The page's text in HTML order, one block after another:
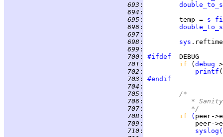
693 :
694 :
695 :
         temp =
696 :
697 :
698 :
sys
699 :
700 : #ifdef
701 : if ( debug
702 : printf (
703 :
#endif
704 :
705 :
/*
706 :
*
707 :
		 */
708 : if ( peer-
709 :
peer-
710 : syslog (